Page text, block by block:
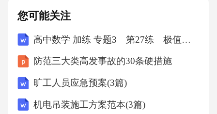
A6.C7.B8.B9.D10.C解析：1.员工操作手册更新
不及时不属于事故隐患，属于管理问题。2.氮气
不属于易燃易爆气体，属于惰性气体。5.企业主
操作规程作业不属于违章操作。10.休息时自行
摔倒受伤不属于工伤。三、多选题1.ABCDE2.A
您可能关注
高中数学 加练 专题3 第27练 极值点偏移(一)
防范三大类高发事故的30条硬措施
旷工人员应急预案(3篇)
机电吊装施工方案范本(3篇)